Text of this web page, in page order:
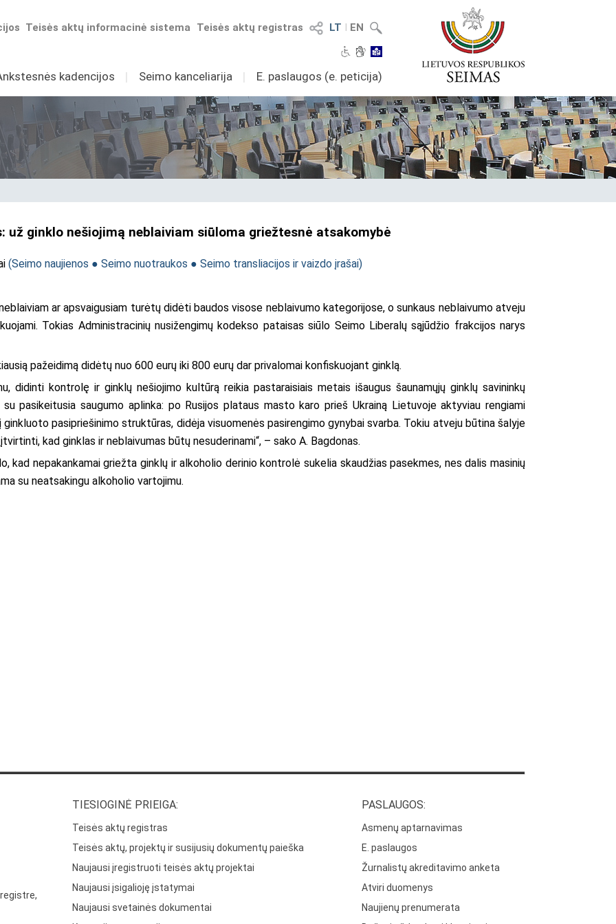
LT I EN
Teisės aktų registras
Teisės aktų informacinė sistema
kadencijos I Seimo kanceliarija I E. paslaugos (e. peticija)
už ginklo nešiojimą neblaiviam siūloma griežtesnė atsakomybė
(Seimo naujienos ● Seimo nuotraukos ● Seimo transliacijos ir vaizdo įrašai)
ar apsvaigusiam turėtų didėti baudos visose neblaivumo kategorijose, o sunkaus neblaivumo atveju
Tokias Administracinių nusižengimų kodekso pataisas siūlo Seimo Liberalų sąjūdžio frakcijos narys
pažeidimą didėtų nuo 600 eurų iki 800 eurų dar privalomai konfiskuojant ginklą.
didinti kontrolę ir ginklų nešiojimo kultūrą reikia pastaraisiais metais išaugus šaunamųjų ginklų savininkų
su pasikeitusia saugumo aplinka: po Rusijos plataus masto karo prieš Ukrainą Lietuvoje aktyviau rengiami
ginkluoto pasipriešinimo struktūras, didėja visuomenės pasirengimo gynybai svarba. Tokiu atveju būtina šalyje
kad ginklas ir neblaivumas būtų nesuderinami“, – sako A. Bagdonas.
kad nepakankamai griežta ginklų ir alkoholio derinio kontrolė sukelia skaudžias pasekmes, nes dalis masinių
su neatsakingu alkoholio vartojimu.
TIESIOGINĖ PRIEIGA:
Teisės aktų registras
Teisės aktų, projektų ir susijusių dokumentų paieška
Naujausi įregistruoti teisės aktų projektai
Naujausi įsigalioję įstatymai
Naujausi svetainės dokumentai
PASLAUGOS:
Asmenų aptarnavimas
E. paslaugos
Žurnalistų akreditavimo anketa
Atviri duomenys
Naujienų prenumerata